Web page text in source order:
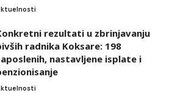
rezultati u zbrinjavanju
radnika Koksare: 198
nastavljene isplate i